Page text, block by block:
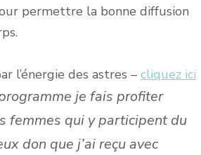
permettre la bonne diffusion
l’énergie des astres – cliquez ici
je fais profiter
femmes qui y participent du
don que j’ai reçu avec